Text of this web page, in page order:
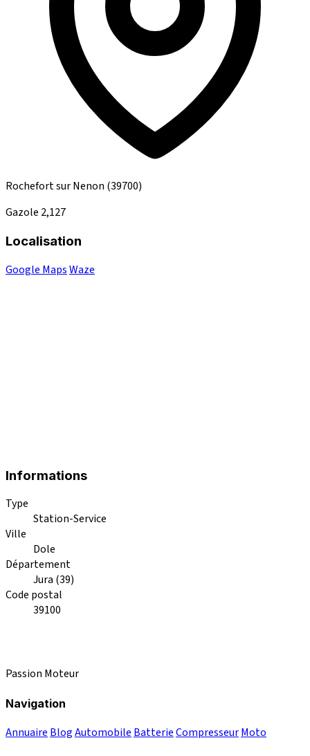
Rochefort sur Nenon (39700)
Gazole 2,127
Localisation
Google MapsWaze
Informations
Type
Station-Service
Ville
Dole
Département
Jura (39)
Code postal
39100
Passion Moteur
Navigation
Annuaire BlogAutomobile BatterieCompresseurMoto